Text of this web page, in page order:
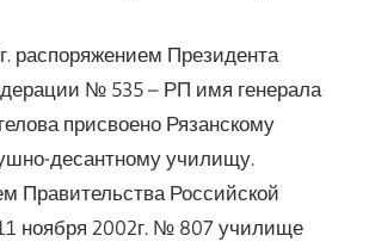
распоряжением Президента
№ 535 – РП имя генерала
присвоено Рязанскому
десантному училищу.
Правительства Российской
ноября 2002г. № 807 училище